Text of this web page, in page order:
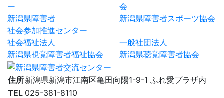
ー
会
新潟県障害者
社会参加推進センター
新潟県障害者スポーツ協会
社会福祉法人
新潟県視覚障害者福祉協会
一般社団法人
新潟県聴覚障害者協会
住所新潟県新潟市江南区亀田向陽1-9-1 ふれ愛プラザ内
TEL 025-381-8110